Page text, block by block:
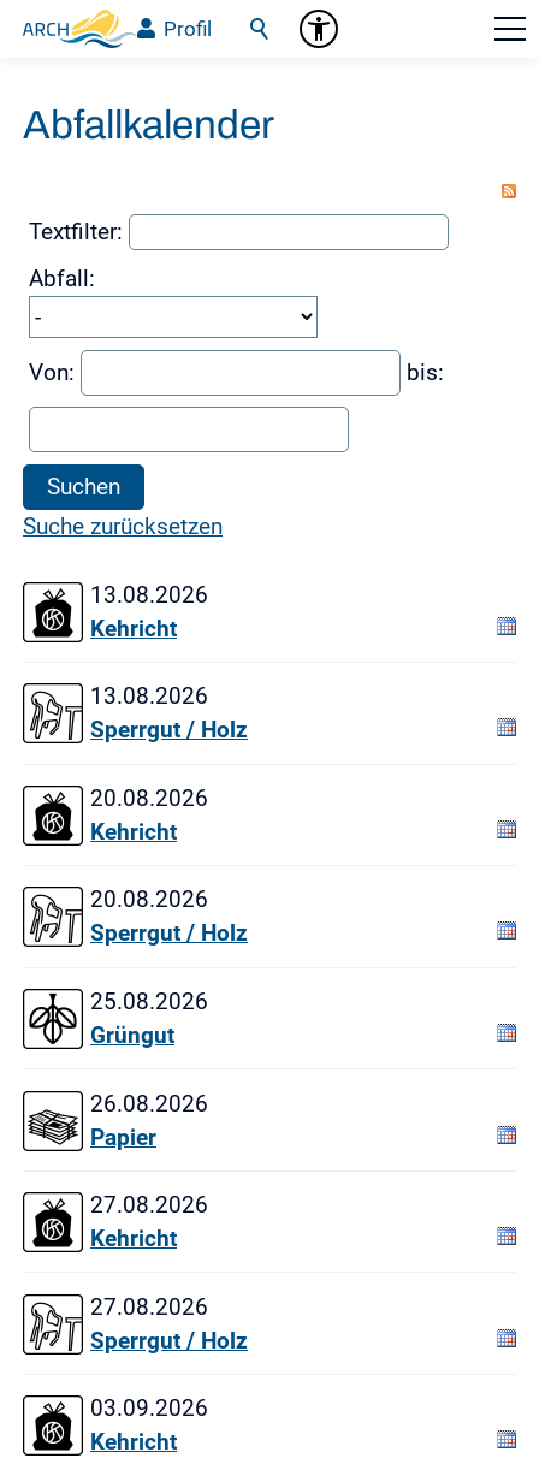
Profil
Abfallkalender
Textfilter:
Abfall:
Von: bis:
Suchen
Suche zurücksetzen
13.08.2026
Kehricht
13.08.2026
Sperrgut / Holz
20.08.2026
Kehricht
20.08.2026
Sperrgut / Holz
25.08.2026
Grüngut
26.08.2026
Papier
27.08.2026
Kehricht
27.08.2026
Sperrgut / Holz
03.09.2026
Kehricht